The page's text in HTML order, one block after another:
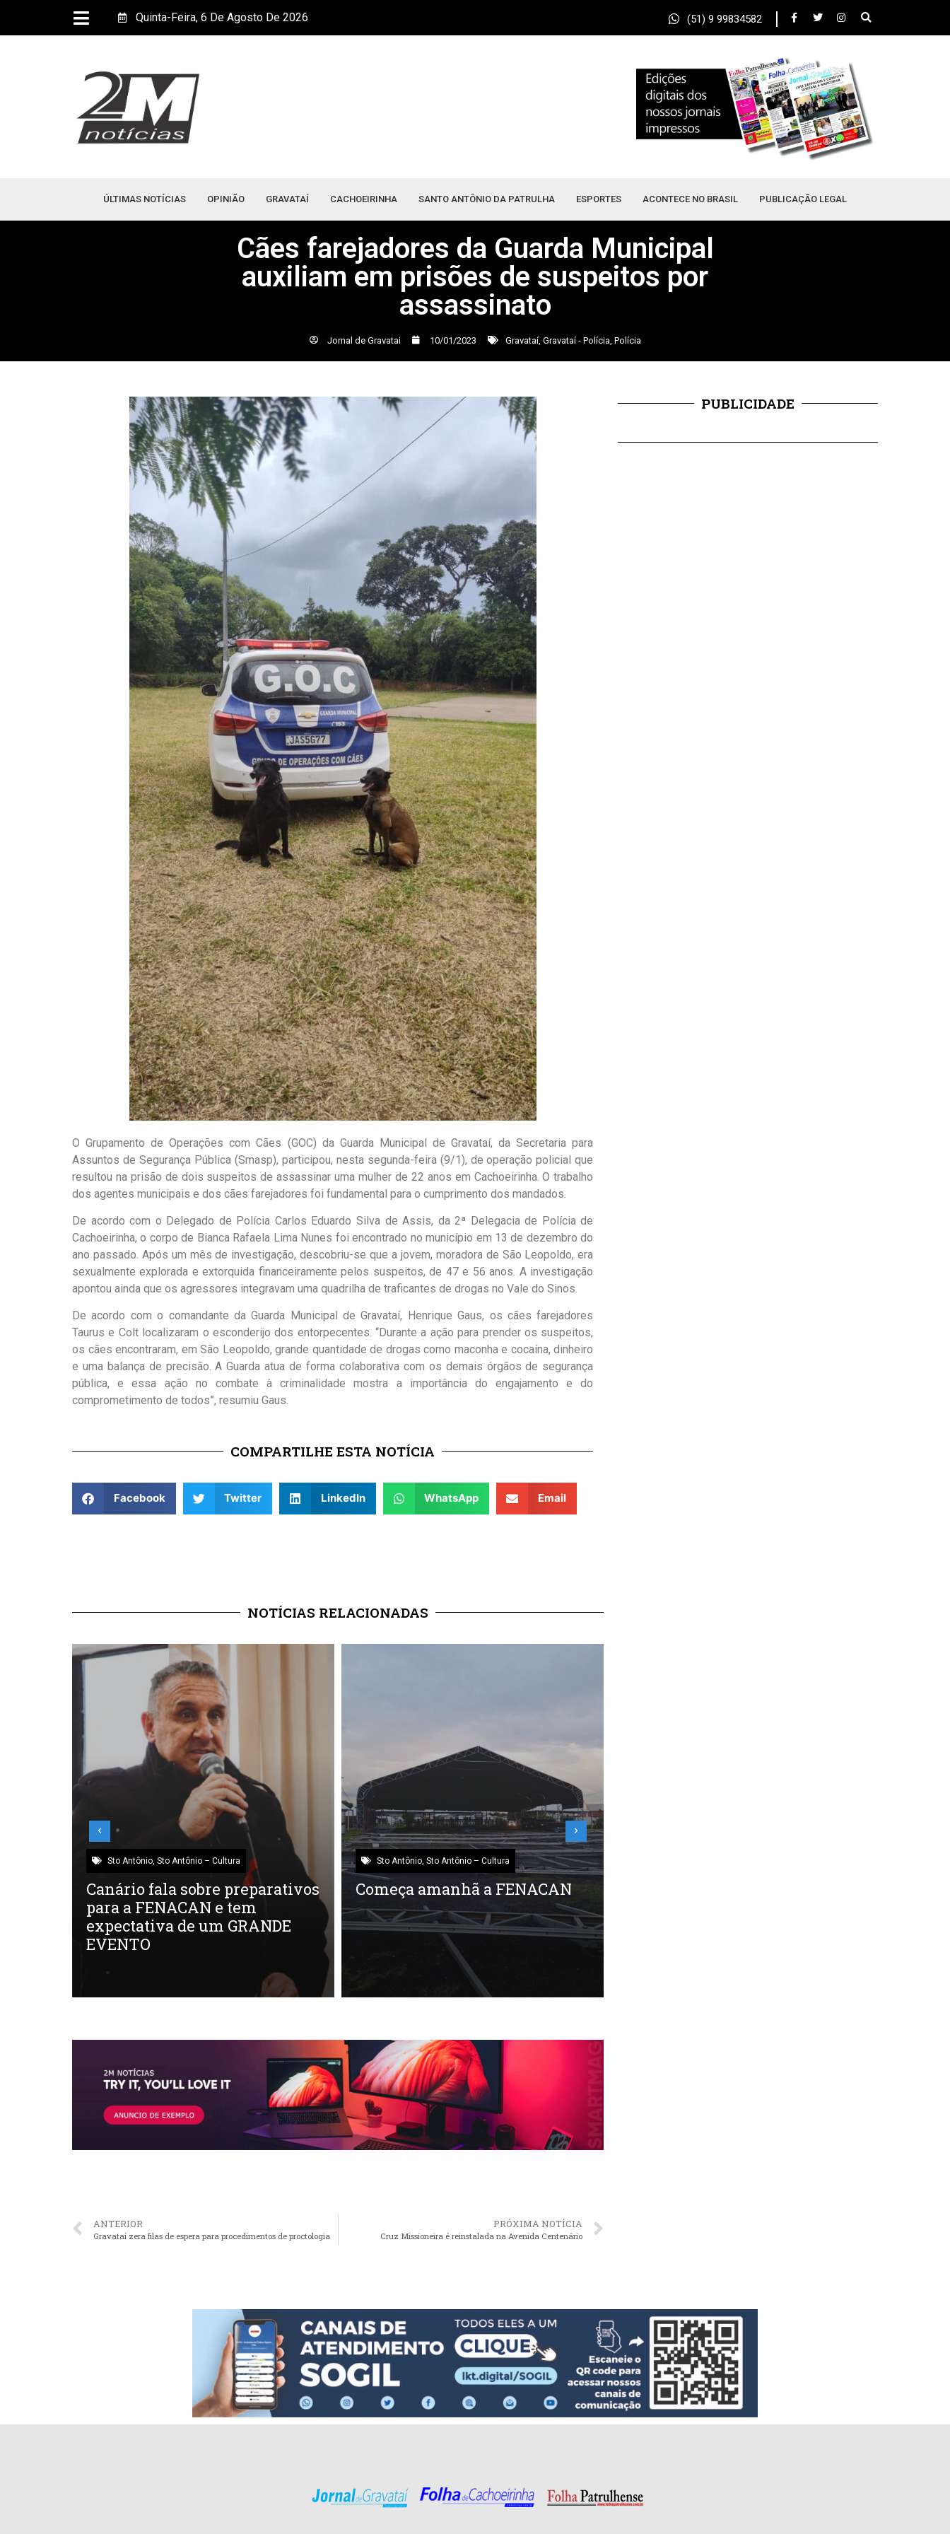
Quinta-Feira, 6 De Agosto De 2026 (51) 9 99834582
ÚLTIMAS NOTÍCIAS OPINIÃO GRAVATAÍ CACHOEIRINHA SANTO ANTÔNIO DA PATRULHA ESPORTES ACONTECE NO BRASIL PUBLICAÇÃO LEGAL
Cães farejadores da Guarda Municipal
auxiliam em prisões de suspeitos por
assassinato
Jornal de Gravatai 10/01/2023 Gravataí, Gravataí - Polícia Polícia
O Grupamento de Operações com Cães (GOC) da Guarda Municipal de Gravataí, da Secretaria para
Assuntos de Segurança Pública (Smasp), participou, nesta segunda-feira (9/1), de operação policial que
resultou na prisão de dois suspeitos de assassinar uma mulher de 22 anos em Cachoeirinha. O trabalho
dos agentes municipais e dos cães farejadores foi fundamental para o cumprimento dos mandados.
De acordo com o Delegado de Polícia Carlos Eduardo Silva de Assis, da 2ª Delegacia de Polícia de
Cachoeirinha, o corpo de Bianca Rafaela Lima Nunes foi encontrado no município em 13 de dezembro do
ano passado. Após um mês de investigação, descobriu-se que a jovem, moradora de São Leopoldo, era
sexualmente explorada e extorquida financeiramente pelos suspeitos, de 47 e 56 anos. A investigação
apontou ainda que os agressores integravam uma quadrilha de traficantes de drogas no Vale do Sinos.
De acordo com o comandante da Guarda Municipal de Gravataí, Henrique Gaus, os cães farejadores
Taurus e Colt localizaram o esconderijo dos entorpecentes. “Durante a ação para prender os suspeitos,
os cães encontraram, em São Leopoldo, grande quantidade de drogas como maconha e cocaína, dinheiro
e uma balança de precisão. A Guarda atua de forma colaborativa com os demais órgãos de segurança
pública, e essa ação no combate à criminalidade mostra a importância do engajamento e do
comprometimento de todos”, resumiu Gaus.
COMPARTILHE ESTA NOTÍCIA
Facebook Twitter LinkedIn WhatsApp Email
NOTÍCIAS RELACIONADAS
Sto Antônio Sto Antônio – Cultura
Canário fala sobre preparativos
para a FENACAN e tem
expectativa de um GRANDE
EVENTO
Sto Antônio Sto Antônio – Cultura
Começa amanhã a FENACAN
ANTERIOR
Gravataí zera filas de espera para procedimentos de proctologia
PRÓXIMA NOTÍCIA
Cruz Missioneira é reinstalada na Avenida Centenário
PUBLICIDADE